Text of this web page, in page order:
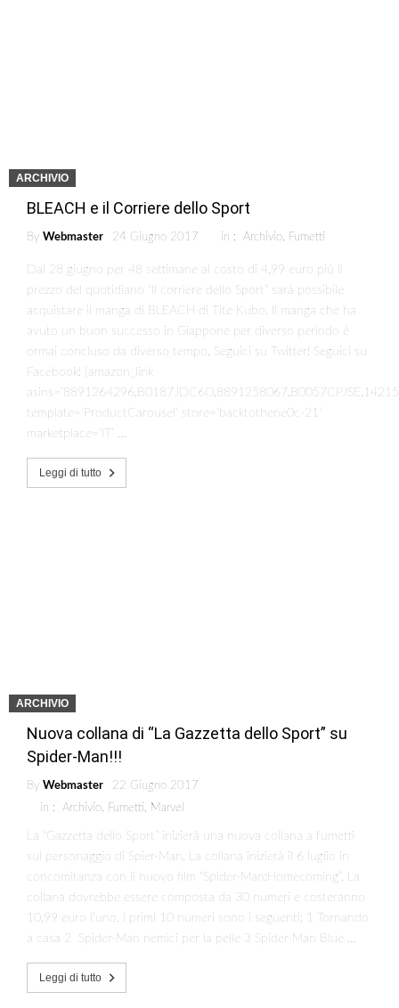
ARCHIVIO
BLEACH e il Corriere dello Sport
By Webmaster 24 Giugno 2017 in : Archivio, Fumetti
Dal 28 giugno per 48 settimane al costo di 4,99 euro più il
prezzo del quotidiano “Il corriere dello Sport” sarà possibile
acquistare il manga di BLEACH di Tite Kubo. Il manga che ha
avuto un buon successo in Giappone per diverso periodo è
ormai concluso da diverso tempo. Seguici su Twitter! Seguici su
Facebook! [amazon_link
template=’ProductCarousel’ store=’backtothene0c-21′
marketplace=’IT’ …
Leggi di tutto
ARCHIVIO
Nuova collana di “La Gazzetta dello Sport” su
Spider-Man!!!
By Webmaster
22 Giugno 2017
in : Archivio Fumetti Marvel
La “Gazzetta dello Sport” inizierà una nuova collana a fumetti
sul personaggio di Spier-Man. La collana inizierà il 6 luglio in
concomitanza con il nuovo film “Spider-Man:Homecoming”. La
collana dovrebbe essere composta da 30 numeri e costeranno
10,99 euro l’uno. I primi 10 numeri sono i seguenti: 1 Tornando
a casa 2 Spider-Man nemici per la pelle 3 Spider-Man Blue …
Leggi di tutto